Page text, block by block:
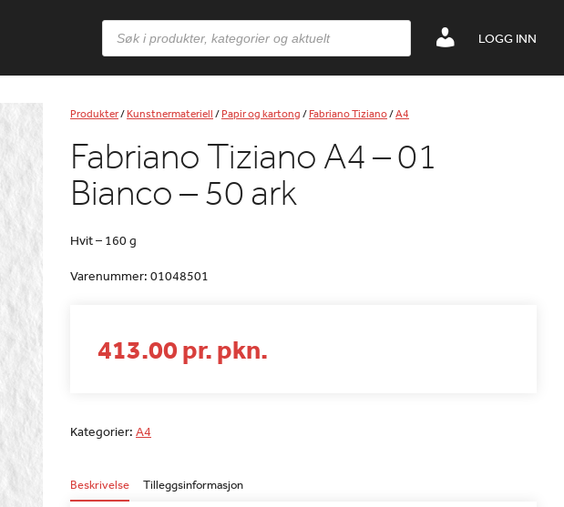
LOGG INN
Products
search
Produkter/Kunstnermateriell/Papir og kartong/Fabriano Tiziano/A4
Fabriano Tiziano A4 – 01
Bianco – 50 ark
Hvit – 160 g
Varenummer: 01048501
413.00 pr. pkn.
Kategorier: A4
Beskrivelse Tilleggsinformasjon